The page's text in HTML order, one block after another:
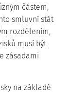
částem,
smluvní stát
rozdělením,
musí být
zásadami
na základě